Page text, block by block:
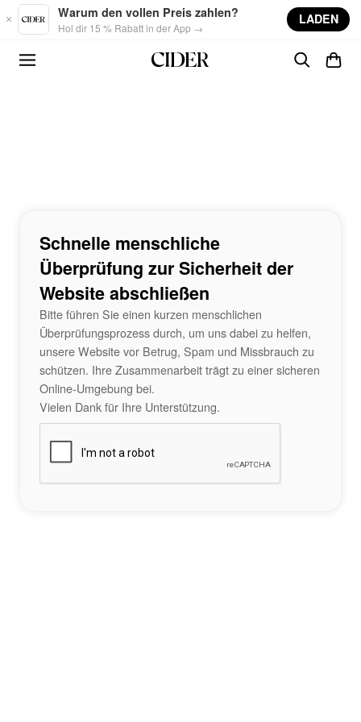
Skip to main content
Warum den vollen Preis zahlen?
Hol dir 15 % Rabatt in der App →
LADEN
Schnelle menschliche
Überprüfung zur Sicherheit der
Website abschließen
Bitte führen Sie einen kurzen menschlichen
Überprüfungsprozess durch, um uns dabei zu helfen,
unsere Website vor Betrug, Spam und Missbrauch zu
schützen. Ihre Zusammenarbeit trägt zu einer sicheren
Online-Umgebung bei.
Vielen Dank für Ihre Unterstützung.